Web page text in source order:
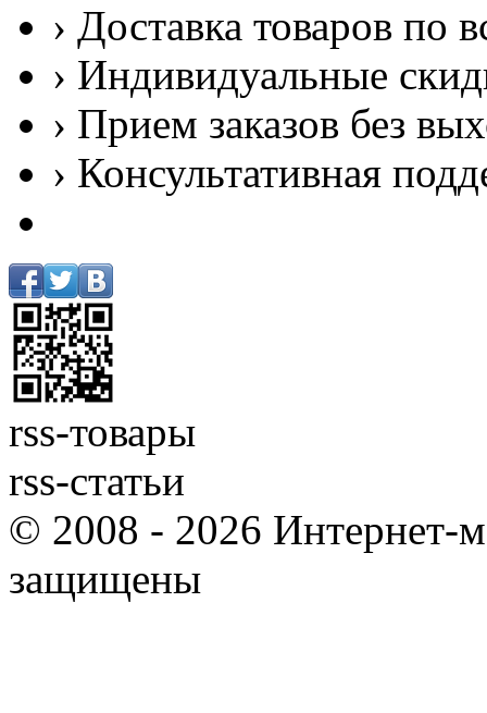
› Доставка товаров по
› Индивидуальные
› Прием заказов без
› Консультативная
rss-товары
rss-статьи
© 2008 - 2026 Интернет-
защищены